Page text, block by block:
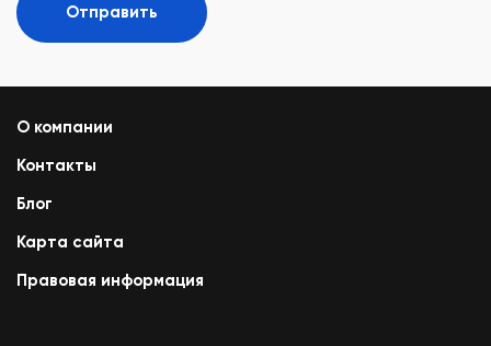
Отправить
О компании
Контакты
Блог
Карта сайта
Правовая информация